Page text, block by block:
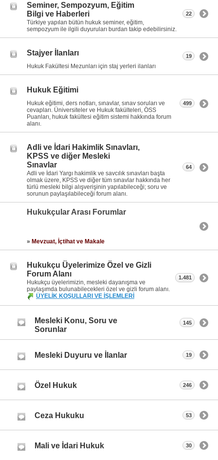
Seminer, Sempozyum, Eğitim
Bilgi ve Haberleri
Türkiye yapılan bütün hukuk seminer, eğitim,
sempozyum ile ilgili duyuruları burdan takip edebilirsiniz.
22
Stajyer İlanları
Hukuk Fakültesi Mezunları için staj yerleri ilanları
19
Hukuk Eğitimi
Hukuk eğitimi, ders notları, sınavlar, sınav soruları ve
cevapları. Üniversiteler ve Hukuk fakülteleri, ÖSS
Puanları, hukuk fakültesi eğitim sistemi hakkında forum
alanı.
499
Adli ve İdari Hakimlik Sınavları,
KPSS ve diğer Mesleki
Sınavlar
Adli ve İdari Yargı hakimlik ve savcılık sınavları başta
olmak üzere, KPSS ve diğer tüm sınavlar hakkında her
türlü mesleki bilgi alışverişinin yapılabileceği; soru ve
sorunun paylaşılabileceği forum alanı.
64
Hukukçular Arası Forumlar
» Mevzuat, İçtihat ve Makale
Hukukçu Üyelerimize Özel ve Gizli
Forum Alanı
Hukukçu üyelerimizin, mesleki dayanışma ve
paylaşımda bulunabilecekleri özel ve gizli forum alanı.
ÜYELİK KOŞULLARI VE İŞLEMLERİ
1.481
Mesleki Konu, Soru ve
Sorunlar
145
Mesleki Duyuru ve İlanlar 19
Özel Hukuk 246
Ceza Hukuku 53
Mali ve İdari Hukuk 30